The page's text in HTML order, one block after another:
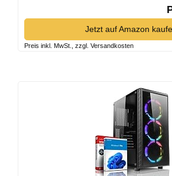
Jetzt auf Amazon
Preis inkl. MwSt., zzgl. Versandkosten